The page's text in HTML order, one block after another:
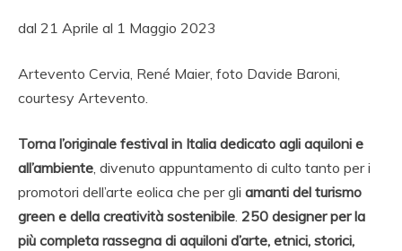
dal 21 Aprile al 1 Maggio 2023
Artevento Cervia, René Maier, foto Davide Baroni,
courtesy Artevento.
Torna l’originale festival in Italia dedicato agli aquiloni e
all’ambiente, divenuto appuntamento di culto tanto per i
promotori dell’arte eolica che per gli amanti del turismo
green e della creatività sostenibile. 250 designer per la
più completa rassegna di aquiloni d’arte, etnici, storici,